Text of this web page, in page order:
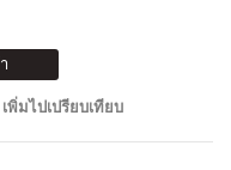
เพิ่มไปเปรียบเทียบ